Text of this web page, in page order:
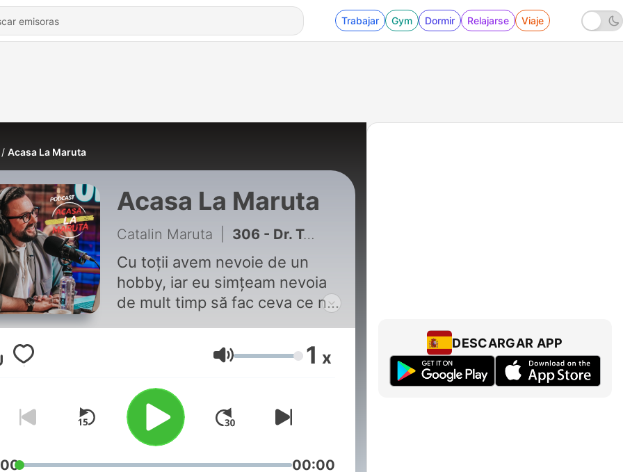
Trabajar Gym Dormir Relajarse Viaje
Acasa La Maruta
Acasa La Maruta
Catalin Maruta 306 - Dr. Teodor Buliga: O investigație fǎcutǎ la timp, ține chirurgul deoparte.
Cu toții avem nevoie de un
hobby, iar eu simțeam nevoia
de mult timp să fac ceva ce nu
mă pasionează la fel de tare.
Interviul este genul meu
podcast-ului ''Acasa La
Maruta'' a venit firesc, ca o
continuare a ceea ce fac eu zi
de zi, live, în televiziune. Este
Volumen 1 x
00:00
DESCARGAR APP